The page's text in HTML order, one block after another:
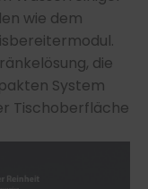
wie dem
die
System
Tischoberfläche